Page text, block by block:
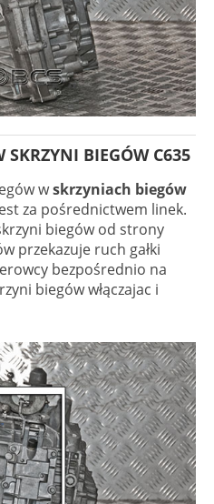
SKRZYNI BIEGÓW C635
wskrzyniach biegów
za pośrednictwem linek.
biegów od strony
przekazuje ruch gałki
bezpośrednio na
biegów włączajac i